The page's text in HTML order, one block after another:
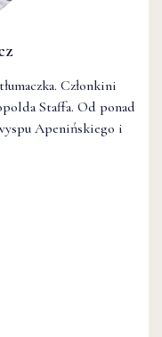
Członkini
Staffa. Od ponad
Apenińskiego i